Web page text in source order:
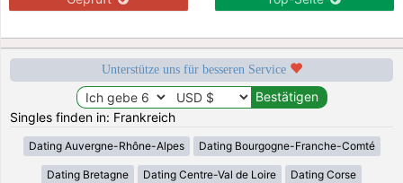
Unterstütze uns für besseren Service
Singles finden in: Frankreich
Dating Auvergne-Rhône-Alpes Dating Bourgogne-Franche-Comté
Dating Bretagne Dating Centre-Val de Loire Dating Corse